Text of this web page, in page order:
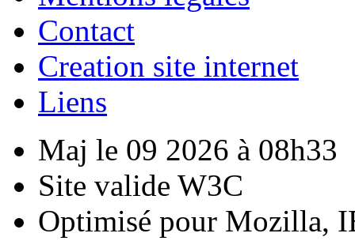
Contact
Creation site internet
Liens
Maj le 09 2026 à 08h33
Site valide W3C
Optimisé pour Mozilla,